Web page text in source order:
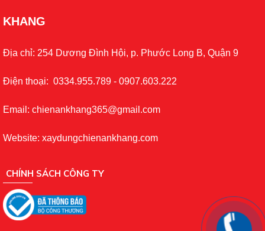
KHANG
Địa chỉ: 254 Dương Đình Hội, p. Phước Long B, Quận 9
Điện thoại: 0334.955.789 - 0907.603.222
Email: chienankhang365@gmail.com
Website: xaydungchienankhang.com
CHÍNH SÁCH CÔNG TY